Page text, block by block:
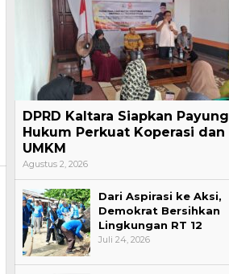
DPRD Kaltara Siapkan Payung
Hukum Perkuat Koperasi dan
UMKM
Agustus 2, 2026
Dari Aspirasi ke Aksi,
Demokrat Bersihkan
Lingkungan RT 12
Juli 24, 2026